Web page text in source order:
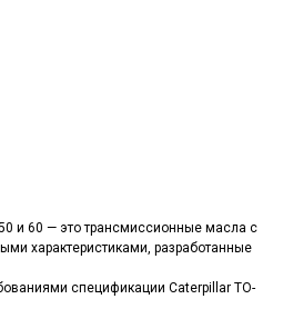
и 60 — это трансмиссионные масла с
характеристиками, разработанные
спецификации Caterpillar TO-